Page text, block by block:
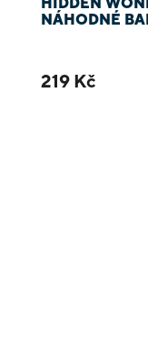
NÁHODNÉ
219 Kč